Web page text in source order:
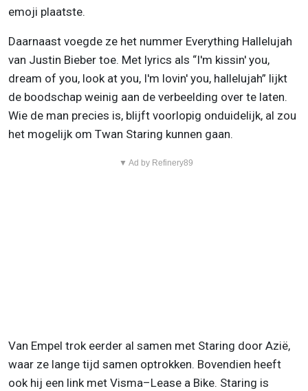
emoji plaatste.
Daarnaast voegde ze het nummer Everything Hallelujah
van Justin Bieber toe. Met lyrics als “I'm kissin' you,
dream of you, look at you, I'm lovin' you, hallelujah” lijkt
de boodschap weinig aan de verbeelding over te laten.
Wie de man precies is, blijft voorlopig onduidelijk, al zou
het mogelijk om Twan Staring kunnen gaan.
▼ Ad by Refinery89
Van Empel trok eerder al samen met Staring door Azië,
waar ze lange tijd samen optrokken. Bovendien heeft
ook hij een link met Visma–Lease a Bike. Staring is